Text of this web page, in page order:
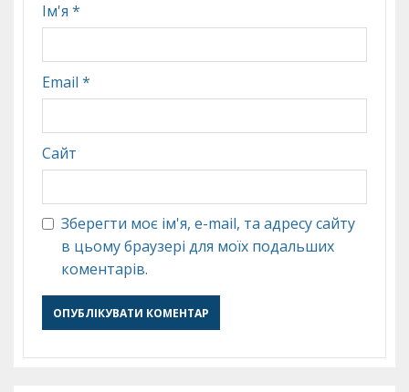
Ім'я *
Email *
Сайт
Зберегти моє ім'я, e-mail, та адресу сайту
в цьому браузері для моїх подальших
коментарів.